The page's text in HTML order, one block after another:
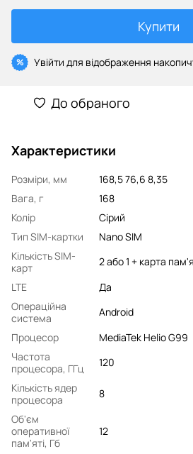
Купити
% Увійти для відображення
До обраного
Характеристики
Розміри, мм
168,5 76,6 8,35
Вага, г
168
Колір
Сірий
Тип SIM-картки
Nano SIM
Кількість SIM-
карт
2 або 1 + карта
LTE
Да
Операційна
система
Android
Процесор
MediaTek Helio G99
Частота
процесора, ГГц
120
Кількість ядер
процесора
8
Об'єм
оперативної
пам'яті, Гб
12